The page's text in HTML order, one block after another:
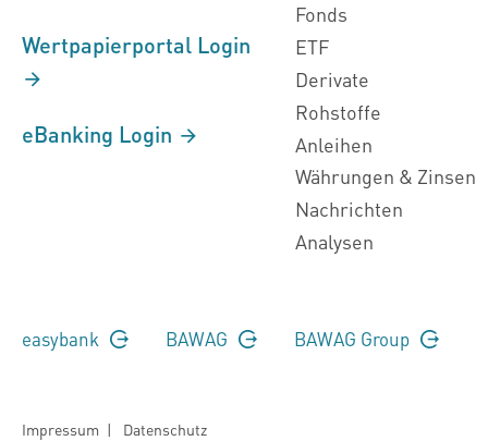
Wertpapierportal Login
eBanking Login
Fonds
ETF
Derivate
Rohstoffe
Anleihen
Währungen & Zinsen
Nachrichten
Analysen
easybank BAWAG BAWAG Group
Impressum | Datenschutz